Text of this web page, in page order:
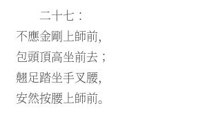
二十七：
不應金剛上師前，
包頭頂高坐前去；
翹足踏坐手叉腰，
安然按腰上師前。